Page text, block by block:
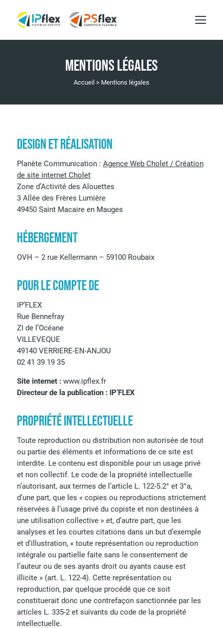
MENTIONS LÉGALES
Accueil > Mentions légales
DESIGN ET RÉALISATION
Planète Communication : Agence Web Cholet / Création
de site internet Cholet
Zone d’Activité des Alouettes
3 Allée des Frères Lumière
49450 Saint Macaire en Mauges
HÉBERGEMENT
OVH – 2 rue Kellermann – 59100 Roubaix
POUR LE COMPTE DE
IP’FLEX
Rue Bennefray
ZI de l’Océane
VILLEVEQUE
49140 VERRIERE-EN-ANJOU
02 41 39 19 35
Site internet :www.ipflex.fr
Directeur de la publication : IP’FLEX
PROPRIÉTÉ INTELLECTUELLE
Toute reproduction ou distribution non autorisée de tout
ou partie des éléments et informations de ce site est
interdite. Le contenu est disponible pour un usage privé
et non collectif. Le code de la propriété intellectuelle
n’autorisant, aux termes de l’article L. 122-5.2° et 3°a,
d’une part, que les « copies ou reproductions strictement
réservées à l’usage privé du copiste et non destinées à
une utilisation collective » et, d’autre part, que les
analyses et les courtes citations dans un but d’exemple
et d’illustration, « toute représentation ou reproduction
intégrale ou partielle faite sans le consentement de
l’auteur ou de ses ayants droit ou ayants cause est
illicite » (art. L. 122-4). Cette représentation ou
reproduction, par quelque procédé que ce soit
constituerait donc une contrefaçon sanctionnée par les
articles L. 335-2 et suivants du code de la propriété
intellectuelle.